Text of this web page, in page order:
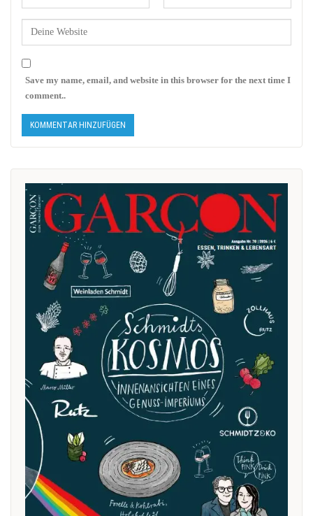
Save my name, email, and website in this browser for the next time I
comment..